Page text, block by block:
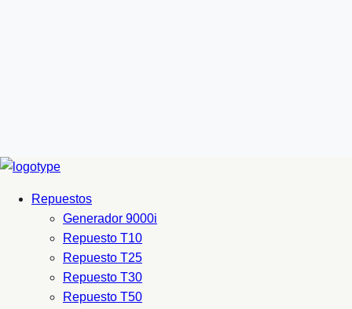
Repuestos
Generador 9000i
Repuesto T10
Repuesto T25
Repuesto T30
Repuesto T50